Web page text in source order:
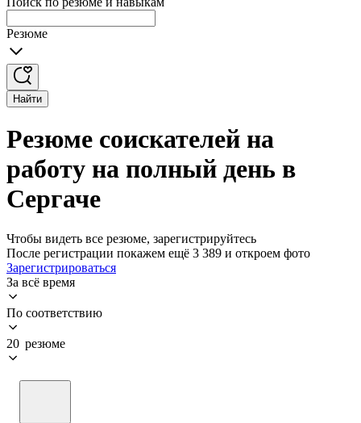
Резюме
Найти
Резюме соискателей на
работу на полный день в
Сергаче
Чтобы видеть все резюме, зарегистрируйтесь
После регистрации покажем ещё 3 389 и откроем фото
Зарегистрироваться
За всё время
По соответствию
20 резюме